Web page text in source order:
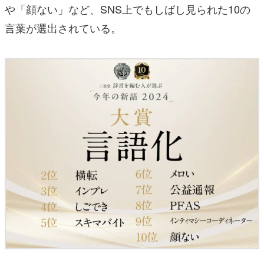
電ファミニコゲーマーとは？
や「顔ない」など、SNS上でもしばし見られた10の
言葉が選出されている。